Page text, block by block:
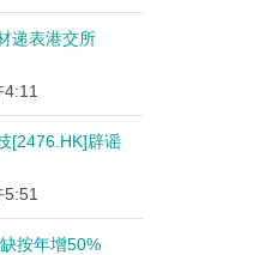
递表港交所
[2476.HK]辟谣
按年增50%